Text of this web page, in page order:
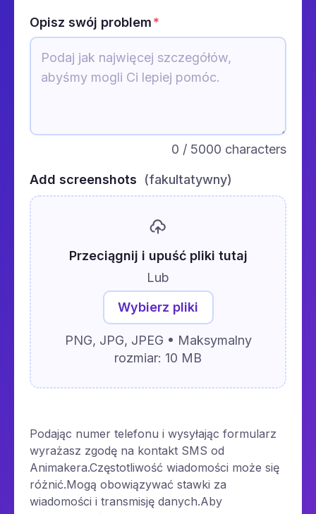
Opisz swój problem*
0 / 5000 characters
Add screenshots (fakultatywny)
Przeciągnij i upuść pliki tutaj
Lub
Wybierz pliki
PNG, JPG, JPEG • Maksymalny
rozmiar: 10 MB
Podając numer telefonu i wysyłając formularz
wyrażasz zgodę na kontakt SMS od
Animakera.Częstotliwość wiadomości może się
różnić.Mogą obowiązywać stawki za
wiadomości i transmisję danych.Aby